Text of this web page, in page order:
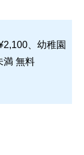
、幼稚園
満 無料